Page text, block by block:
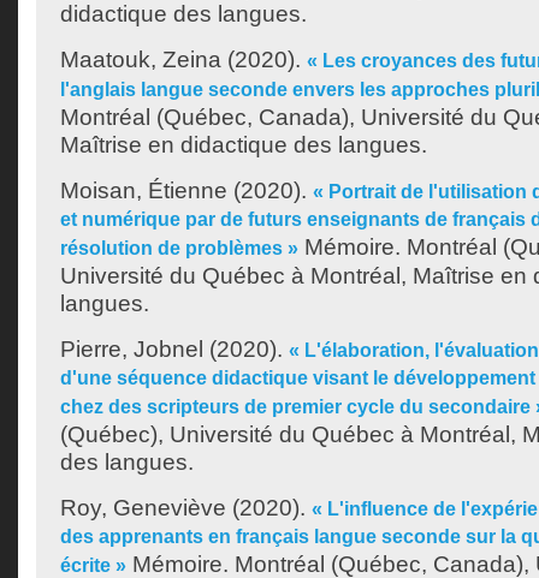
didactique des langues.
Maatouk, Zeina (2020). « Les croyances des
l'anglais langue seconde envers les approches
Montréal (Québec, Canada), Université du
Maîtrise en didactique des langues.
Moisan, Étienne (2020). « Portrait de l'utilisation
et numérique par de futurs enseignants de français
résolution de problèmes » Mémoire. Montréal
Université du Québec à Montréal, Maîtrise en
langues.
Pierre, Jobnel (2020). « L'élaboration,
d'une séquence didactique visant le
chez des scripteurs de premier cycle du secondaire
(Québec), Université du Québec à Montréal,
des langues.
Roy, Geneviève (2020). « L'influence de
des apprenants en français langue seconde sur la
écrite » Mémoire. Montréal (Québec, Canada),